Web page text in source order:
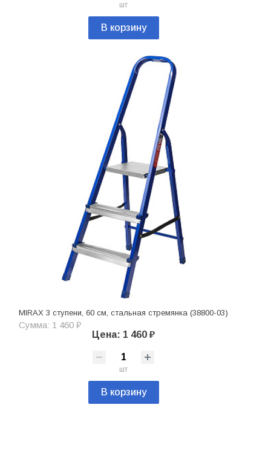
шт
В корзину
MIRAX 3 ступени, 60 см, стальная стремянка (38800-03)
Сумма: 1 460 ₽
Цена: 1 460 ₽
шт
В корзину